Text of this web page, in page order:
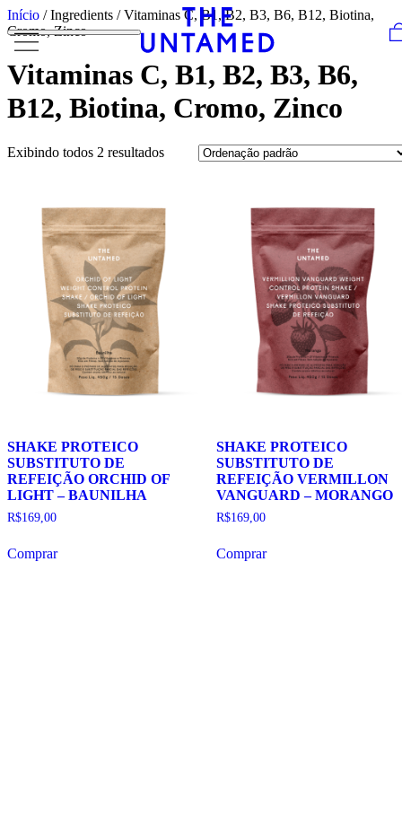
Skip to content
Início / Ingredients / Vitaminas C, B1, B2, B3, B6, B12, Biotina,
Cromo, Zinco
Vitaminas C, B1, B2, B3, B6,
B12, Biotina, Cromo, Zinco
Exibindo todos 2 resultados
SHAKE PROTEICO
SUBSTITUTO DE
REFEIÇÃO ORCHID OF
LIGHT – BAUNILHA
R$169,00
Comprar
SHAKE PROTEICO
SUBSTITUTO DE
REFEIÇÃO VERMILLON
VANGUARD – MORANGO
R$169,00
Comprar